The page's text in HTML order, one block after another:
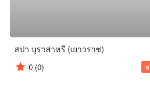
สปา บุราส่าหรี (เยาวราช)
0 (0)